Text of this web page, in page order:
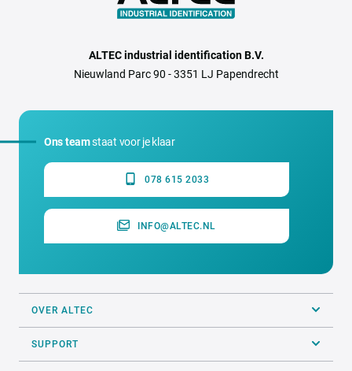
ALTEC industrial identification B.V.
Nieuwland Parc 90 - 3351 LJ Papendrecht
Ons teamstaat voor je klaar
078 615 2033
INFO@ALTEC.NL
OVER ALTEC
SUPPORT